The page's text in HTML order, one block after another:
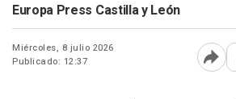
Europa Press Castilla y León
Miércoles, 8 julio 2026
Publicado: 12:37